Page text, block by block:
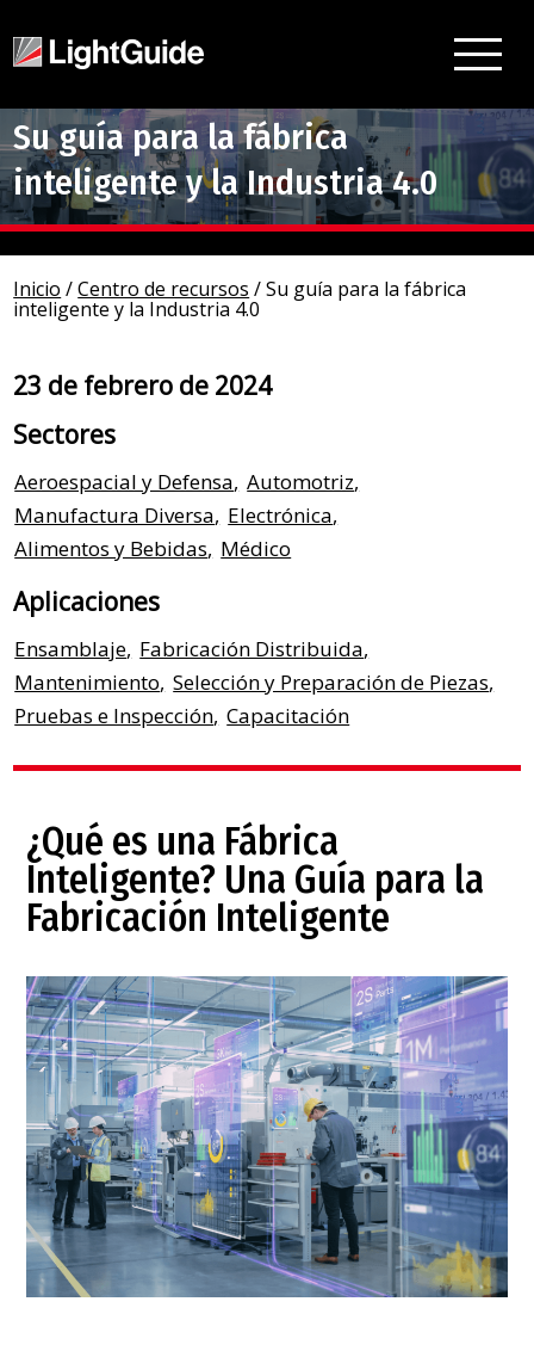
Su guía para la fábrica
inteligente y la Industria 4.0
Inicio /Centro de recursos /Su guía para la fábrica
inteligente y la Industria 4.0
23 de febrero de 2024
Sectores
Aeroespacial y Defensa, Automotriz,
Manufactura Diversa, Electrónica,
Alimentos y Bebidas, Médico
Aplicaciones
Ensamblaje, Fabricación Distribuida,
Mantenimiento, Selección y Preparación de Piezas,
Pruebas e Inspección, Capacitación
¿Qué es una Fábrica
Inteligente? Una Guía para la
Fabricación Inteligente